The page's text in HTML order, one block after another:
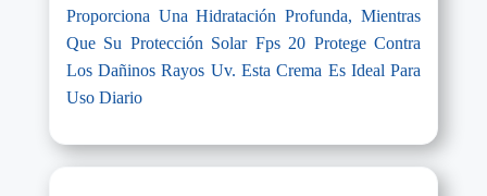
Proporciona Una Hidratación Profunda, Mientras
Que Su Protección Solar Fps 20 Protege Contra
Los Dañinos Rayos Uv. Esta Crema Es Ideal Para
Uso Diario